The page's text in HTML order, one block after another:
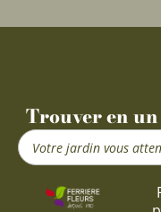
Trouver en
Search
...